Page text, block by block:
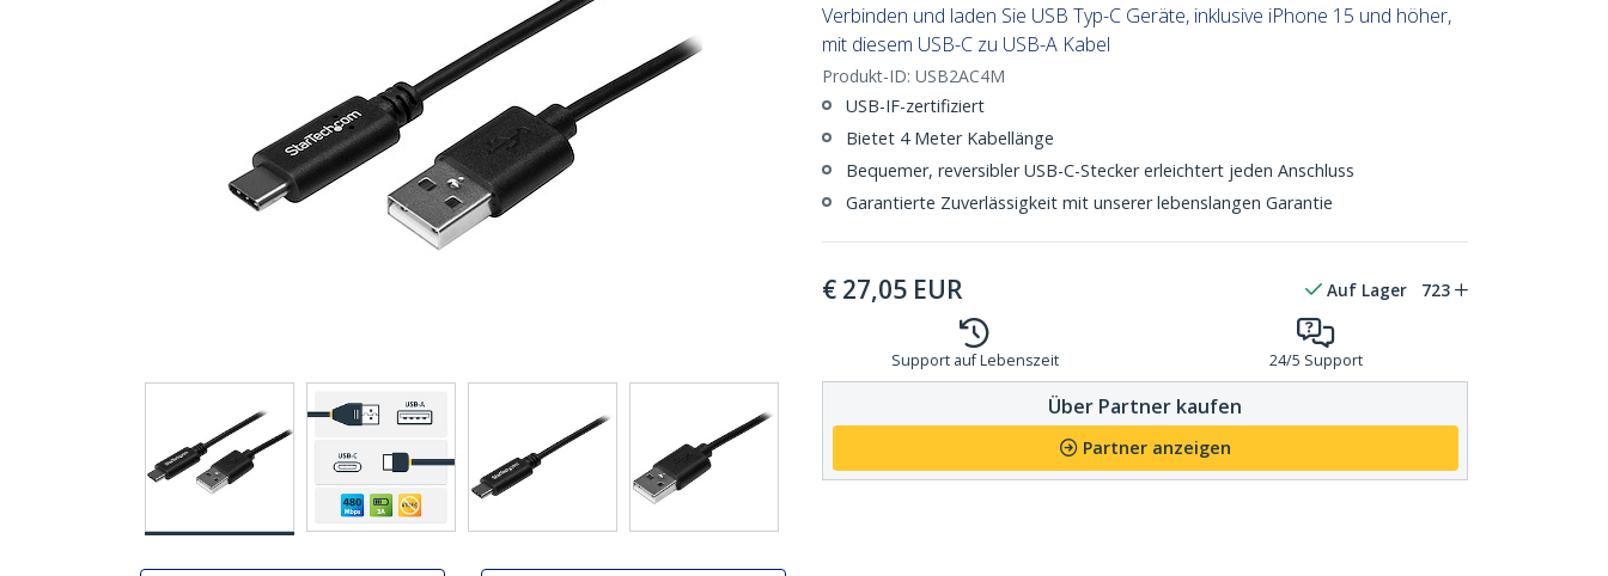
Verbinden und laden Sie USB Typ-C Geräte, inklusive iPhone 15 und höher,
mit diesem USB-C zu USB-A Kabel
Produkt-ID: USB2AC4M
USB-IF-zertifiziert
Bietet 4 Meter Kabellänge
Bequemer, reversibler USB-C-Stecker erleichtert jeden Anschluss
Garantierte Zuverlässigkeit mit unserer lebenslangen Garantie
€ 27,05 EUR Auf Lager 723
Support auf Lebenszeit 24/5 Support
Über Partner kaufen
Partner anzeigen